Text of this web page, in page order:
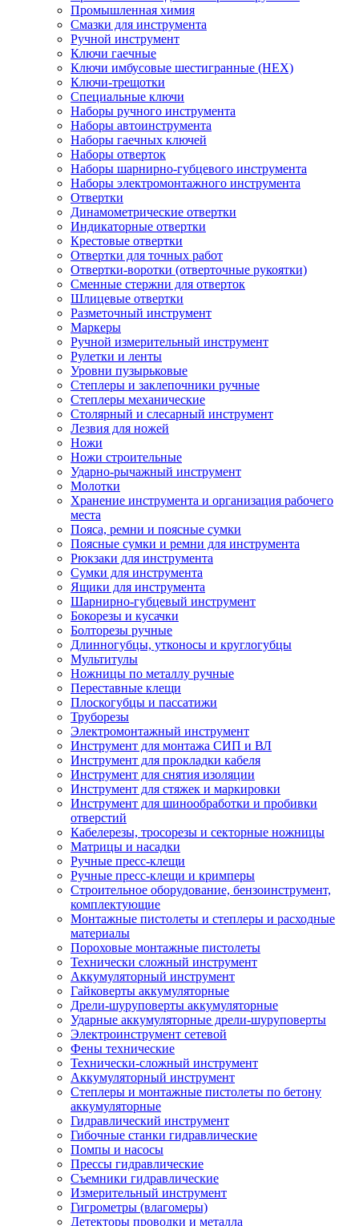
Промышленная химия
Смазки для инструмента
Ручной инструмент
Ключи гаечные
Ключи имбусовые шестигранные (HEX)
Ключи-трещотки
Специальные ключи
Наборы ручного инструмента
Наборы автоинструмента
Наборы гаечных ключей
Наборы отверток
Наборы шарнирно-губцевого инструмента
Наборы электромонтажного инструмента
Отвертки
Динамометрические отвертки
Индикаторные отвертки
Крестовые отвертки
Отвертки для точных работ
Отвертки-воротки (отверточные рукоятки)
Сменные стержни для отверток
Шлицевые отвертки
Разметочный инструмент
Маркеры
Ручной измерительный инструмент
Рулетки и ленты
Уровни пузырьковые
Степлеры и заклепочники ручные
Степлеры механические
Столярный и слесарный инструмент
Лезвия для ножей
Ножи
Ножи строительные
Ударно-рычажный инструмент
Молотки
Хранение инструмента и организация рабочего
места
Пояса, ремни и поясные сумки
Поясные сумки и ремни для инструмента
Рюкзаки для инструмента
Сумки для инструмента
Ящики для инструмента
Шарнирно-губцевый инструмент
Бокорезы и кусачки
Болторезы ручные
Длинногубцы, утконосы и круглогубцы
Мультитулы
Ножницы по металлу ручные
Переставные клещи
Плоскогубцы и пассатижи
Труборезы
Электромонтажный инструмент
Инструмент для монтажа СИП и ВЛ
Инструмент для прокладки кабеля
Инструмент для снятия изоляции
Инструмент для стяжек и маркировки
Инструмент для шинообработки и пробивки
отверстий
Кабелерезы, тросорезы и секторные ножницы
Матрицы и насадки
Ручные пресс-клещи
Ручные пресс-клещи и кримперы
Строительное оборудование, бензоинструмент,
комплектующие
Монтажные пистолеты и степлеры и расходные
материалы
Пороховые монтажные пистолеты
Технически сложный инструмент
Аккумуляторный инструмент
Гайковерты аккумуляторные
Дрели-шуруповерты аккумуляторные
Ударные аккумуляторные дрели-шуруповерты
Электроинструмент сетевой
Фены технические
Технически-сложный инструмент
Аккумуляторный инструмент
Степлеры и монтажные пистолеты по бетону
аккумуляторные
Гидравлический инструмент
Гибочные станки гидравлические
Помпы и насосы
Прессы гидравлические
Съемники гидравлические
Измерительный инструмент
Гигрометры (влагомеры)
Детекторы проводки и металла